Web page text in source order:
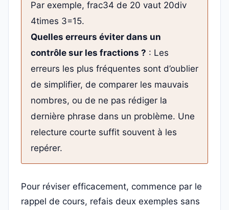
Par exemple, frac34 de 20 vaut 20div
4times 3=15.
Quelles erreurs éviter dans un
contrôle sur les fractions ? : Les
erreurs les plus fréquentes sont d’oublier
de simplifier, de comparer les mauvais
nombres, ou de ne pas rédiger la
dernière phrase dans un problème. Une
relecture courte suffit souvent à les
repérer.
Pour réviser efficacement, commence par le
rappel de cours, refais deux exemples sans